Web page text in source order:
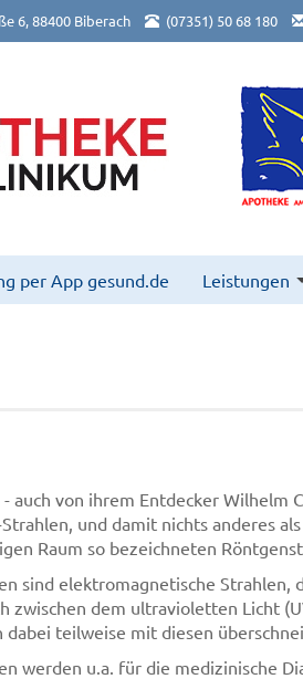
6, 88400 Biberach (07351) 50 68 180
per App gesund.de Leistungen
- auch von ihrem Entdecker Wilhelm
und damit nichts anderes
Raum so bezeichneten
sind elektromagnetische Strahlen,
zwischen dem ultravioletten Licht
dabei teilweise mit diesen
werden u.a. für die medizinische